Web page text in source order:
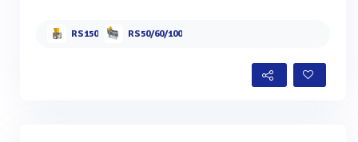
RS150 RS50/60/100